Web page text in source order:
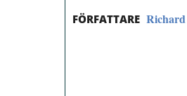
FÖRFATTARE